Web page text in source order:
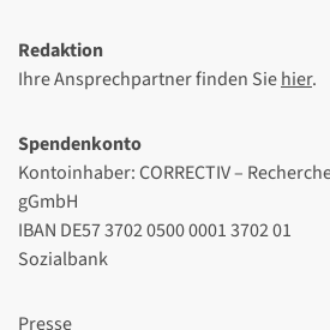
Redaktion
Ihre Ansprechpartner finden Siehier.
Spendenkonto
Kontoinhaber: CORRECTIV –
gGmbH
IBAN DE57 3702 0500 0001 3702 01
Sozialbank
Presse